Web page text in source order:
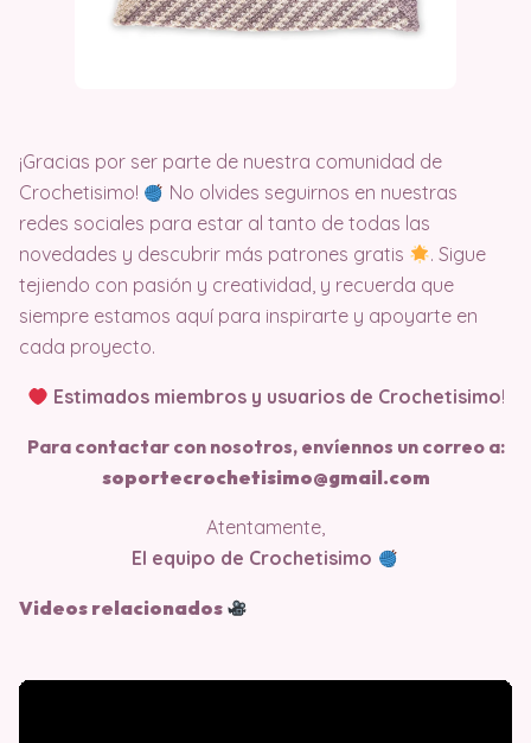
¡Gracias por ser parte de nuestra comunidad de
Crochetisimo!
No olvides seguirnos en nuestras
redes sociales para estar al tanto de todas las
novedades y descubrir más patrones gratis
. Sigue
tejiendo con pasión y creatividad, y recuerda que
siempre estamos aquí para inspirarte y apoyarte en
cada proyecto.
Estimados miembros y usuarios de Crochetisimo!
Para contactar con nosotros, envíennos un correo a:
soportecrochetisimo@gmail.com
Atentamente,
El equipo de Crochetisimo
Videos relacionados